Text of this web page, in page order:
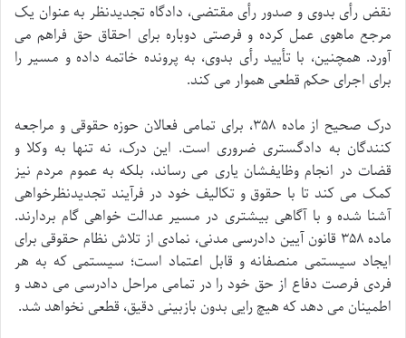
نقض رأی بدوی و صدور رأی مقتضی، دادگاه تجدیدنظر به عنوان یک
مرجع ماهوی عمل کرده و فرصتی دوباره برای احقاق حق فراهم می
آورد. همچنین، با تأیید رأی بدوی، به پرونده خاتمه داده و مسیر را
برای اجرای حکم قطعی هموار می کند.
درک صحیح از ماده ۳۵۸، برای تمامی فعالان حوزه حقوقی و مراجعه
کنندگان به دادگستری ضروری است. این درک، نه تنها به وکلا و
قضات در انجام وظایفشان یاری می رساند، بلکه به عموم مردم نیز
کمک می کند تا با حقوق و تکالیف خود در فرآیند تجدیدنظرخواهی
آشنا شده و با آگاهی بیشتری در مسیر عدالت خواهی گام بردارند.
ماده ۳۵۸ قانون آیین دادرسی مدنی، نمادی از تلاش نظام حقوقی برای
ایجاد سیستمی منصفانه و قابل اعتماد است؛ سیستمی که به هر
فردی فرصت دفاع از حق خود را در تمامی مراحل دادرسی می دهد و
اطمینان می دهد که هیچ رایی بدون بازبینی دقیق، قطعی نخواهد شد.